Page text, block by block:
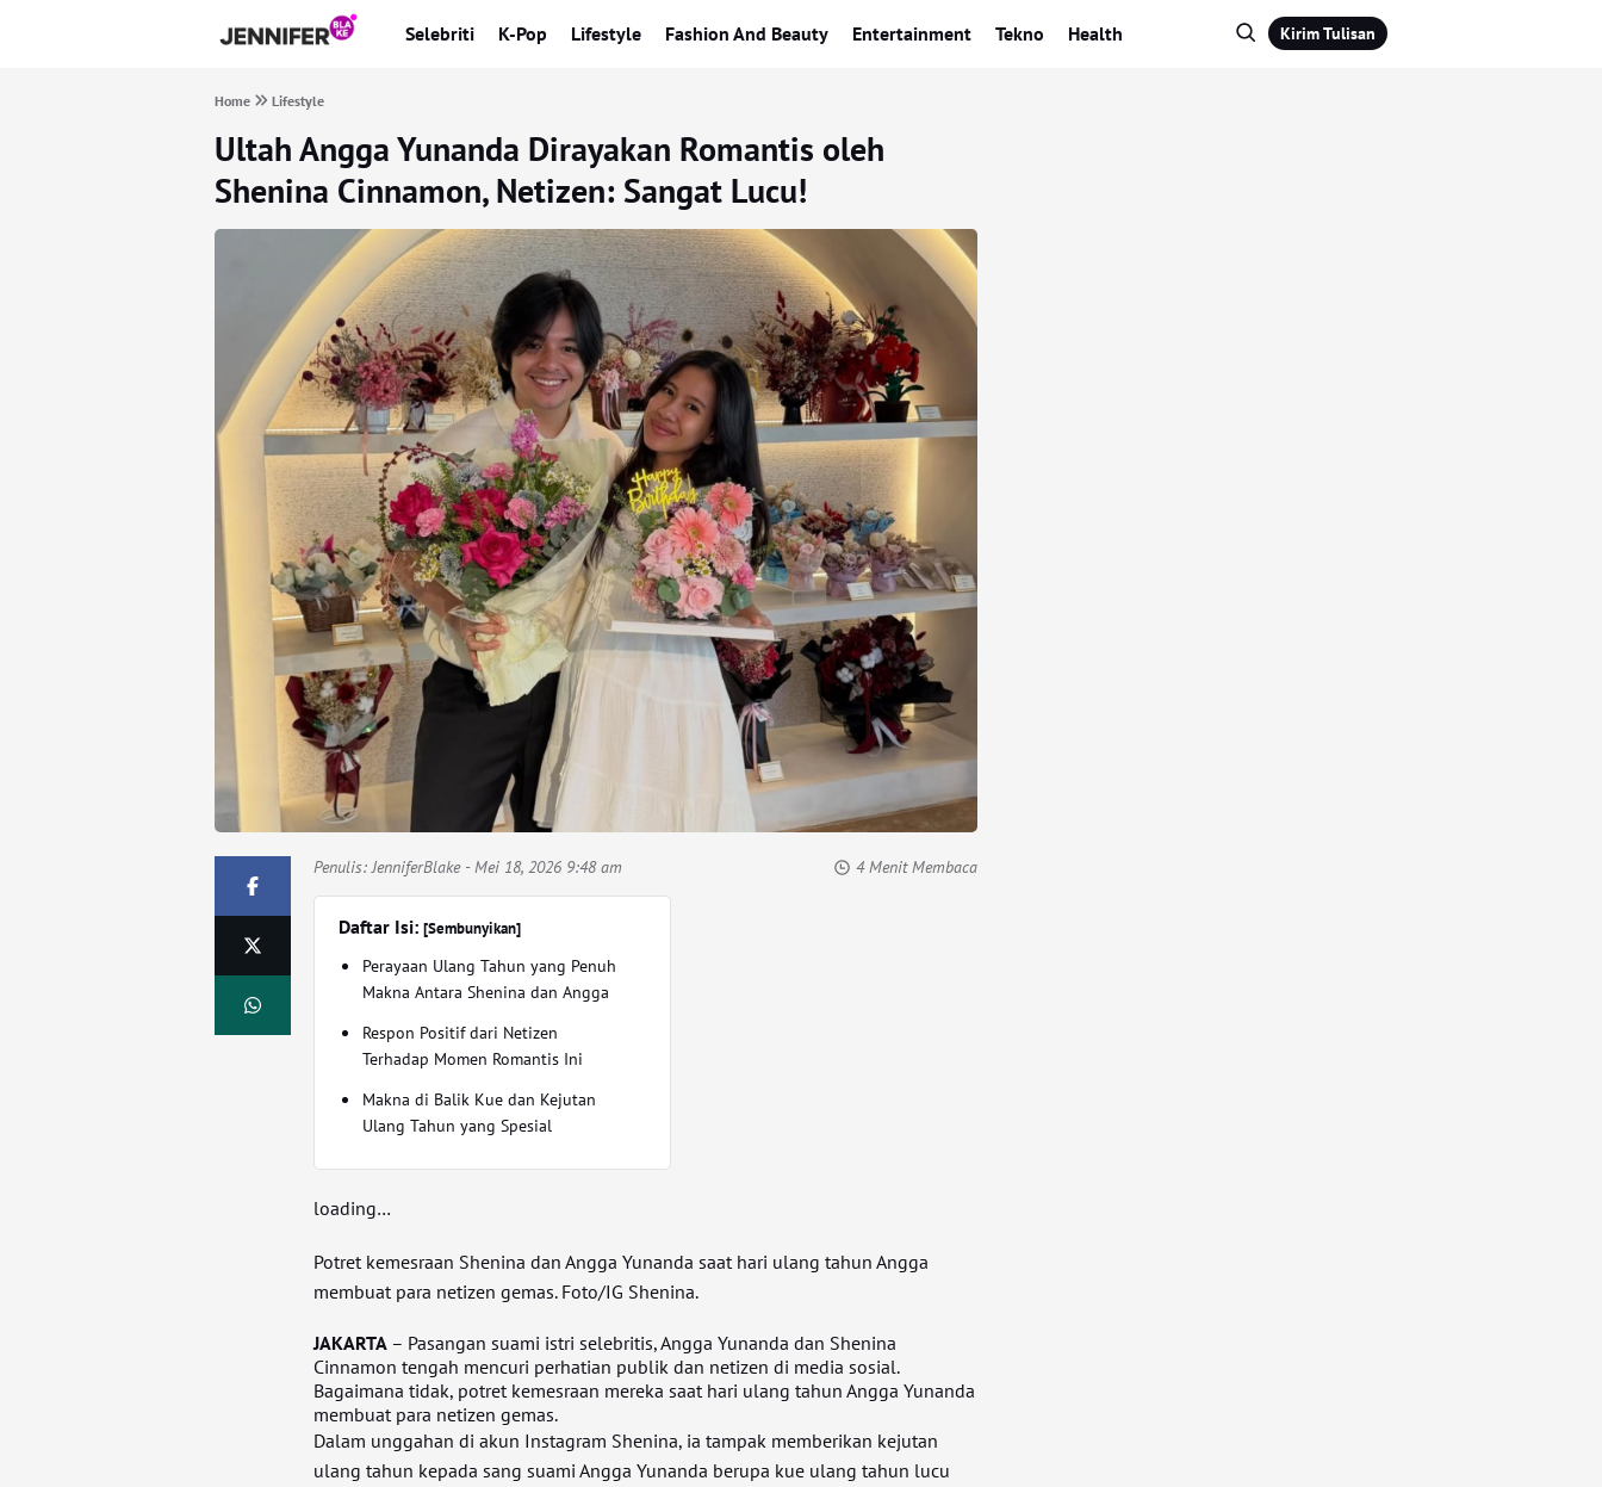
Selebriti K-Pop Lifestyle Fashion And Beauty Entertainment Tekno Health Kirim Tulisan
Home Lifestyle
Ultah Angga Yunanda Dirayakan Romantis oleh
Shenina Cinnamon, Netizen: Sangat Lucu!
Penulis:JenniferBlake- Mei 18, 2026 9:48 am 4 Menit Membaca
Daftar Isi:[Sembunyikan]
Perayaan Ulang Tahun yang Penuh
Makna Antara Shenina dan Angga
Respon Positif dari Netizen
Terhadap Momen Romantis Ini
Makna di Balik Kue dan Kejutan
Ulang Tahun yang Spesial
loading…
Potret kemesraan Shenina dan Angga Yunanda saat hari ulang tahun Angga
membuat para netizen gemas. Foto/IG Shenina.
JAKARTA – Pasangan suami istri selebritis, Angga Yunanda dan Shenina
Cinnamon tengah mencuri perhatian publik dan netizen di media sosial.
Bagaimana tidak, potret kemesraan mereka saat hari ulang tahun Angga Yunanda
membuat para netizen gemas.
Dalam unggahan di akun Instagram Shenina, ia tampak memberikan kejutan
ulang tahun kepada sang suami Angga Yunanda berupa kue ulang tahun lucu